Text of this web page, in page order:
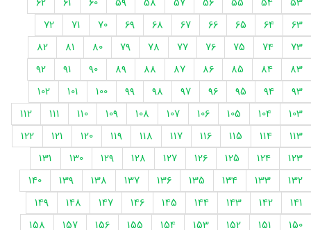
63
64
65
66
67
68
69
70
71
72
73
74
75
76
77
78
79
80
81
82
83
84
85
86
87
88
89
90
91
92
93
94
95
96
97
98
99
100
101
102
103
104
105
106
107
108
109
110
111
112
113
114
115
116
117
118
119
120
121
122
123
124
125
126
127
128
129
130
131
132
133
134
135
136
137
138
139
140
141
142
143
144
145
146
147
148
149
150
151
152
153
154
155
156
157
158